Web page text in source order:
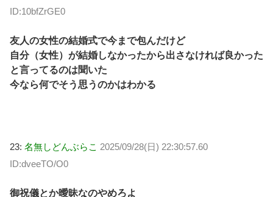
ID:10bfZrGE0
友人の女性の結婚式で今まで包んだけど
自分（女性）が結婚しなかったから出さなければ良かった
と言ってるのは聞いた
今なら何でそう思うのかはわかる
23: 名無しどんぶらこ 2025/09/28(日) 22:30:57.60
ID:dveeTO/O0
御祝儀とか曖昧なのやめろよ